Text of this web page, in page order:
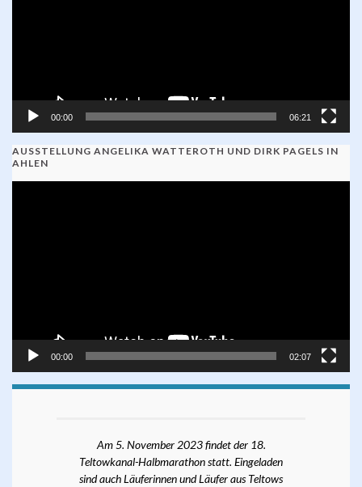
00:00 06:21
AUSSTELLUNG ANGELIKA WATTEROTH UND DIRK PAGELS IN
AHLEN
00:00 02:07
Am 5. November 2023 findet der 18.
Teltowkanal-Halbmarathon statt. Eingeladen
sind auch Läuferinnen und Läufer aus Teltows